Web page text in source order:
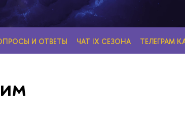
И ОТВЕТЫ ЧАТ IX СЕЗОНА ТЕЛЕГРАМ